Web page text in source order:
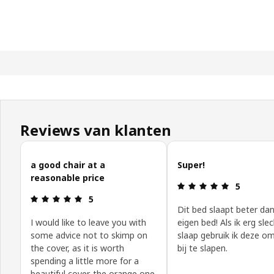
Reviews van klanten
Klantbeoordelingen overslaan
a good chair at a
reasonable price
Review: 5 van 5 sterren.
5
I would like to leave you with
some advice not to skimp on
the cover, as it is worth
spending a little more for a
Super!
Review: 5
5
Dit bed slaapt beter
eigen bed! Als ik erg
slaap gebruik ik deze
bij te slapen.